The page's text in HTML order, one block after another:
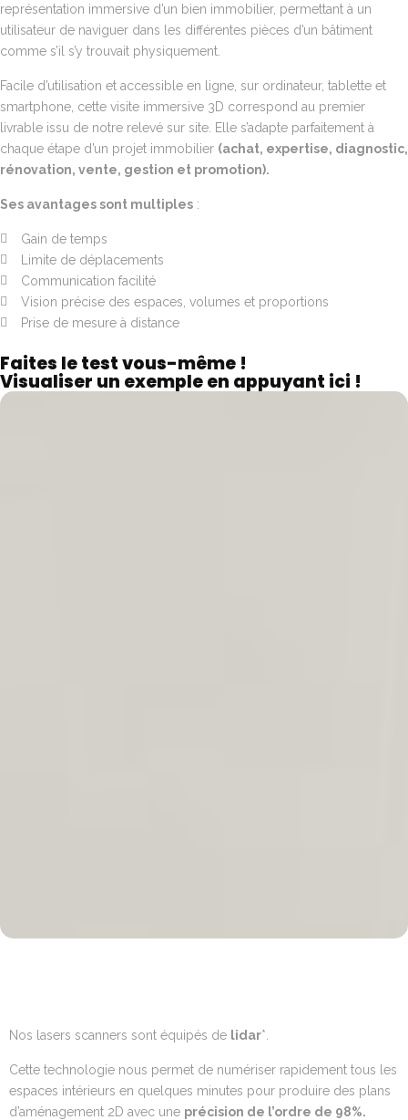
représentation immersive d’un bien immobilier, permettant à un
utilisateur de naviguer dans les différentes pièces d’un bâtiment
comme s’il s’y trouvait physiquement.
Facile d’utilisation et accessible en ligne, sur ordinateur, tablette et
smartphone, cette visite immersive 3D correspond au premier
livrable issu de notre relevé sur site. Elle s’adapte parfaitement à
chaque étape d’un projet immobilier (achat, expertise, diagnostic,
rénovation, vente, gestion et promotion).
Ses avantages sont multiples :
Gain de temps
Limite de déplacements
Communication facilité
Vision précise des espaces, volumes et proportions
Prise de mesure à distance
Faites le test vous-même !
Visualiser un exemple en appuyant ici !
Nos lasers scanners sont équipés de lidar*.
Cette technologie nous permet de numériser rapidement tous les
espaces intérieurs en quelques minutes pour produire des plans
d’aménagement 2D avec une précision de l’ordre de 98%.